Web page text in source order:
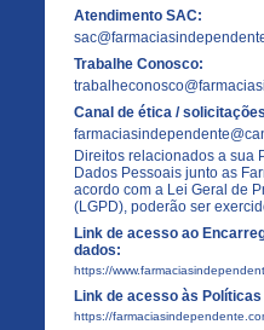
Atendimento SAC:
Trabalhe Conosco:
Canal de ética /
Direitos relacionados a sua
Dados Pessoais junto as
acordo com a Lei Geral de
(LGPD), poderão ser
Link de acesso ao
dados:
https://
Link de acesso às
https://